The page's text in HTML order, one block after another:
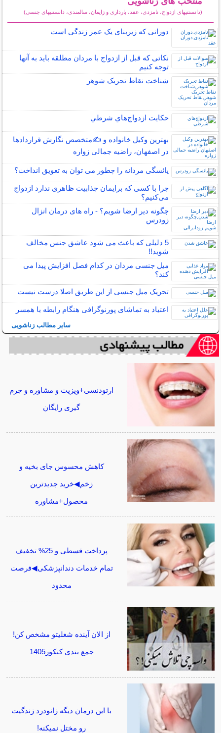
(دانستنیهای ازدواج، نامزدی، عقد، بارداری و زایمان، سالمندی، دانستنیهای جنسی)
دورانی که زیربنای یک عمر زندگی‌ است
نکاتی که قبل از ازدواج با مردان مطلقه باید به آنها
توجه کنیم
شناخت نقاط تحریک شوهر
حكايت ازدواج‌هاي شرطي
بهترین وکیل خانواده و ✍️متخصص نگارش قراردادها
در اصفهان، راضیه جمالی زواره
یائسگی مردانه را چطور می توان به تعویق انداخت؟
چرا با کسی که برایمان جذابیت ظاهری ندارد ازدواج
می‌کنیم؟
چگونه دیر ارضا شویم؟ - راه های درمان انزال
زودرس
5 دلیلی که باعث می شود عاشق جنس مخالف
شوید!!
میل جنسی مردان در کدام فصل افزایش پیدا می
کند؟
تحریک میل جنسی از این طریق اصلا درست نیست
اعتیاد به تماشای پورنوگرافی هنگام رابطه با همسر
سایر مطالب زناشویی
ارتودنسی+ویزیت و مشاوره و جرم
گیری رایگان
کاهش محسوس جای بخیه و
زخم◀خرید جدیدترین
محصول+مشاوره
پرداخت قسطی و 25% تخفیف
تمام خدمات دندانپزشکی◀فرصت
محدود
از الان آینده شغلیتو مشخص کن!
جمع بندی کنکور1405
با این درمان دیگه زانودرد زندگیت
رو مختل نمیکنه!